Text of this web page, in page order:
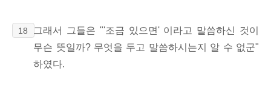
18
그래서 그들은 "'조금 있으면' 이라고 말씀하신 것이
무슨 뜻일까? 무엇을 두고 말씀하시는지 알 수 없군"
하였다.